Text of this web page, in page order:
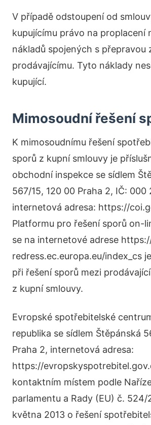
V případě odstoupení od
kupujícímu právo na proplacení
nákladů spojených s přepravou
prodávajícímu. Tyto náklady
kupující.
Mimosoudní řešení
K mimosoudnímu řešení
sporů z kupní smlouvy je
obchodní inspekce se sídlem
567/15, 120 00 Praha 2, IČ: 000
internetová adresa: https://
Platformu pro řešení sporů on-
se na internetové adrese
redress.ec.europa.eu/index_cs
při řešení sporů mezi
z kupní smlouvy.
Evropské spotřebitelské
republika se sídlem Štěpánská
Praha 2, internetová adresa:
https://
kontaktním místem podle
parlamentu a Rady (EU) č. 524/
května 2013 o řešení